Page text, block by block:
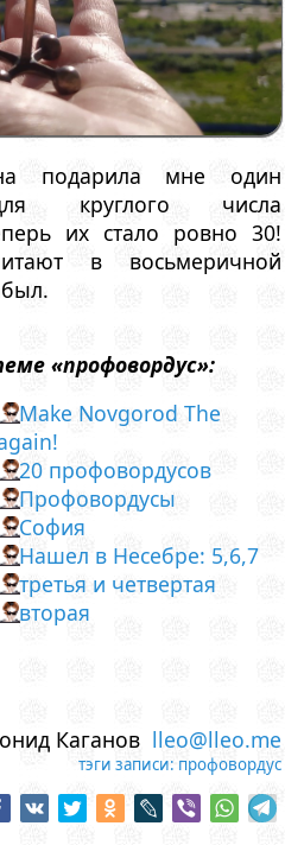
подарила мне один
круглого числа
их стало ровно 30!
в восьмеричной
«профовордус»:
Make Novgorod The
20 профовордусов
Профовордусы
София
Нашел в Несебре: 5,6,7
третья и четвертая
вторая
Каганов lleo@lleo.me
тэги записи: профовордус